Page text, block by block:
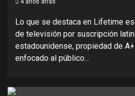
4 años atrás
Lo que se destaca en Lifetime es
de televisión por suscripción
estadounidense, propiedad de
enfocado al público...